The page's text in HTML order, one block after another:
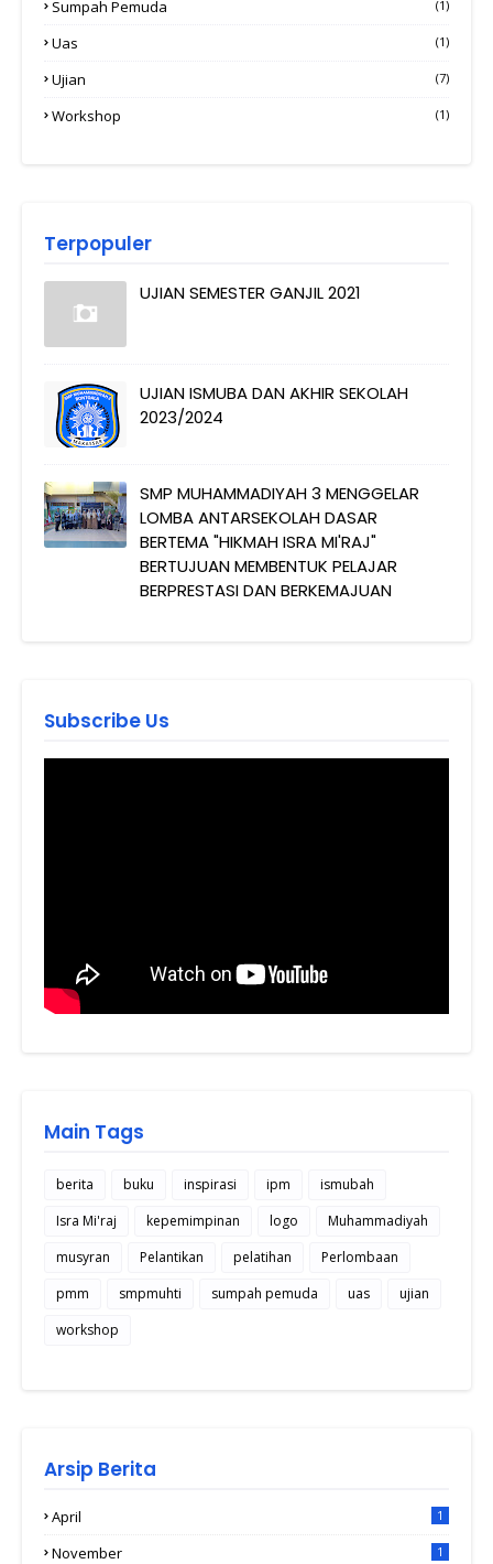
Sumpah Pemuda (1)
Uas (1)
Ujian (7)
Workshop (1)
Terpopuler
UJIAN SEMESTER GANJIL 2021
UJIAN ISMUBA DAN AKHIR SEKOLAH
2023/2024
SMP MUHAMMADIYAH 3 MENGGELAR
LOMBA ANTARSEKOLAH DASAR
BERTEMA "HIKMAH ISRA MI'RAJ"
BERTUJUAN MEMBENTUK PELAJAR
BERPRESTASI DAN BERKEMAJUAN
Subscribe Us
Main Tags
berita buku inspirasi ipm
ismubah
Isra Mi'raj
kepemimpinan logo
Muhammadiyah
musyran
Pelantikan pelatihan
Perlombaan
pmm
smpmuhti sumpah pemuda uas
ujian
workshop
Arsip Berita
April 1
November 1